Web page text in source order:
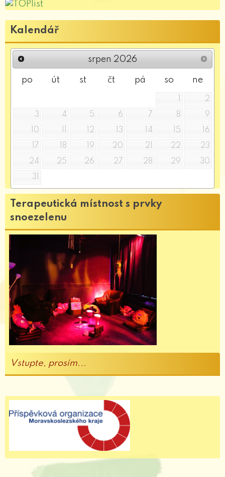
Kalendář
srpen 2026
po út st čt pá so ne
1
2
3
4 5 6 7 8
9
10
11 12 13 14 15
16
17
18 19 20 21 22
23
24
25 26 27 28 29
30
31
Terapeutická místnost s prvky
snoezelenu
Vstupte, prosím...